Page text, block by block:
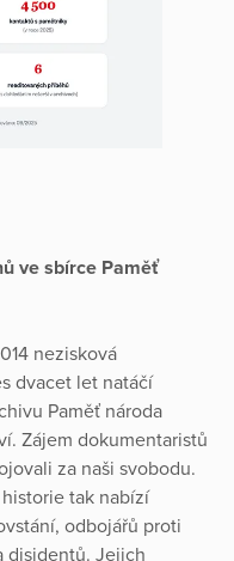
ve sbírce Paměť
nezisková
dvacet let natáčí
Paměť národa
Zájem dokumentaristů
za naši svobodu.
tak nabízí
odbojářů proti
disidentů. Jejich